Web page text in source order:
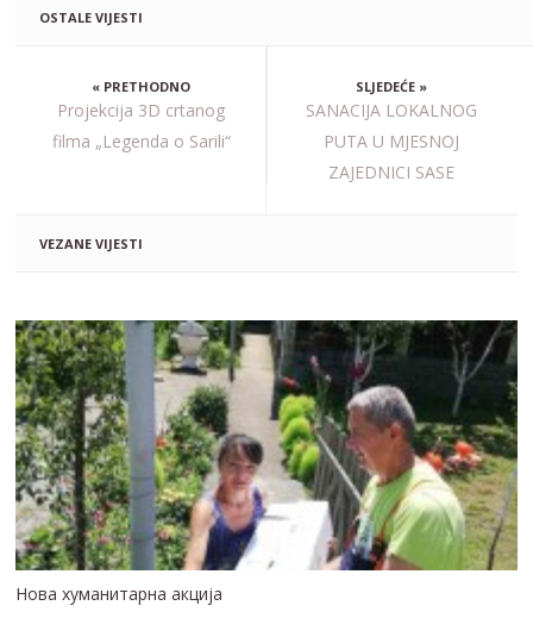
OSTALE VIJESTI
« PRETHODNO
Projekcija 3D crtanog
filma „Legenda o Sarili“
SLJEDEĆE »
SANACIJA LOKALNOG
PUTA U MJESNOJ
ZAJEDNICI SASE
VEZANE VIJESTI
Нова хуманитарна акција